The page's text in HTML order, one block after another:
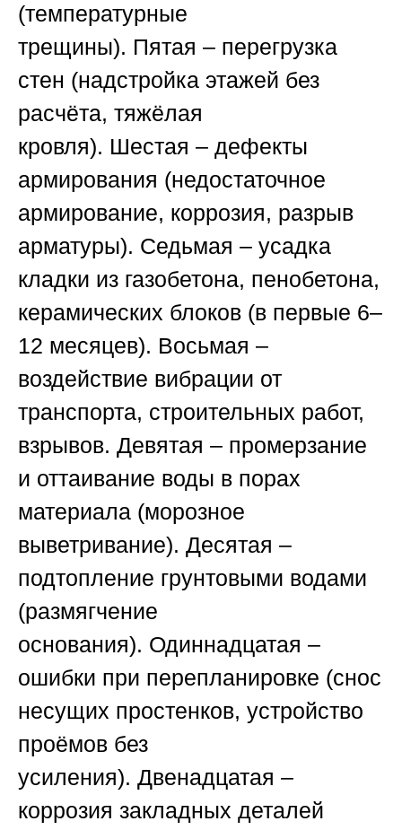
(температурные
трещины). Пятая – перегрузка
стен (надстройка этажей без
расчёта, тяжёлая
кровля). Шестая – дефекты
армирования (недостаточное
армирование, коррозия, разрыв
арматуры). Седьмая – усадка
кладки из газобетона, пенобетона,
керамических блоков (в первые 6–
12 месяцев). Восьмая –
воздействие вибрации от
транспорта, строительных работ,
взрывов. Девятая – промерзание
и оттаивание воды в порах
материала (морозное
выветривание). Десятая –
подтопление грунтовыми водами
(размягчение
основания). Одиннадцатая –
ошибки при перепланировке (снос
несущих простенков, устройство
проёмов без
усиления). Двенадцатая –
коррозия закладных деталей